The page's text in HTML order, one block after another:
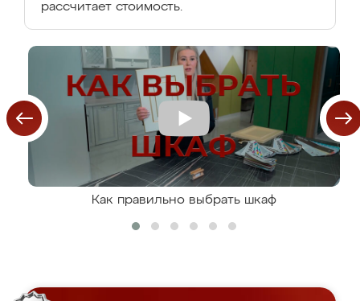
рассчитает стоимость.
Как правильно выбрать шкаф